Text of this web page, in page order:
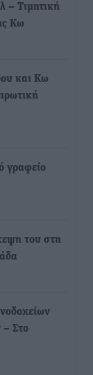
– Τιμητική
Κω
και Κω
γραφείο
του στη
– Στο